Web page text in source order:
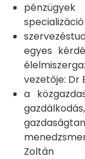
egyes
vezetője: Dr
a
Zoltán